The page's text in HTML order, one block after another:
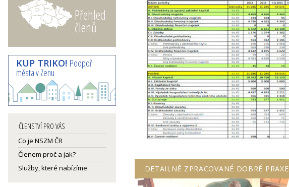
Přehled
členů
KUP TRIKO! Podpoř
města v Zenu
ČLENSTVÍ PRO VÁS
Co je NSZM ČR
Členem proč a jak?
Služby, které nabízíme
DETAILNĚ ZPRACOVANÉ DOBRÉ PRAXE